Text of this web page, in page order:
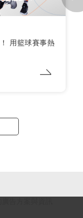
用籃球賽事熱